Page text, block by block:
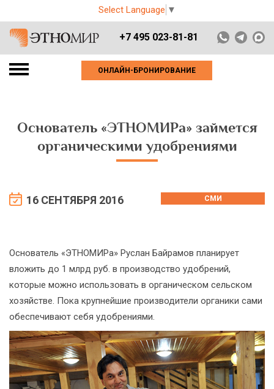
Select Language ▼
+7 495 023-81-81
ОНЛАЙН-БРОНИРОВАНИЕ
Основатель «ЭТНОМИРа» займется
органическими удобрениями
16 СЕНТЯБРЯ 2016 СМИ
Основатель «ЭТНОМИРа» Руслан Байрамов планирует
вложить до 1 млрд руб. в производство удобрений,
которые можно использовать в органическом сельском
хозяйстве. Пока крупнейшие производители органики сами
обеспечивают себя удобрениями.